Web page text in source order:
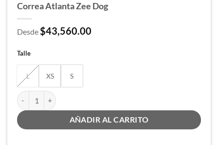
Correa Atlanta Zee Dog
Desde $43,560.00
Talle
L XS S
Correa Atlanta Zee Dog cantidad
AÑADIR AL CARRITO